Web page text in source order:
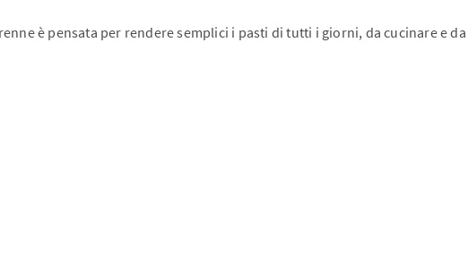
è pensata per rendere semplici i pasti di tutti i giorni, da cucinare e